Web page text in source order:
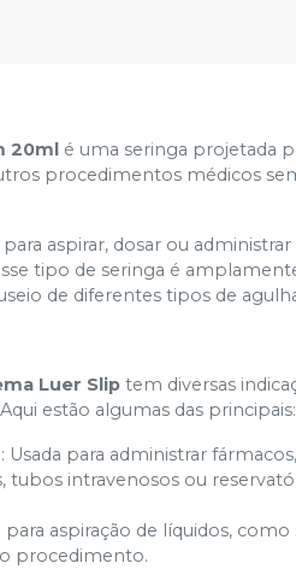
20ml é uma seringa projetada
procedimentos médicos
aspirar, dosar ou
tipo de seringa é
de diferentes tipos de
Luer Sliptem diversas
estão algumas das principais:
: Usada para administrar
intravenosos ou
para aspiração de líquidos,
procedimento.